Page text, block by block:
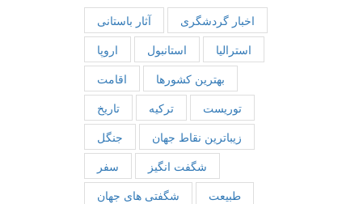
آثار باستانی
اخبار گردشگری
اروپا
استانبول
استرالیا
اقامت
بهترین کشورها
تاریخ
ترکیه
توریست
جنگل
زیباترین نقاط جهان
سفر
شگفت انگیز
شگفتی های جهان
طبیعت